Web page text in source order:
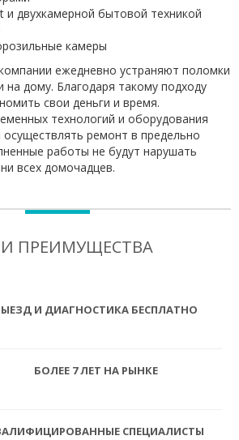
и двухкамерной бытовой техникой
камеры
ежедневно устраняют поломки
на дому. Благодаря такому подходу
свои деньги и время.
технологий и оборудования
ремонт в предельно
работы не будут нарушать
всех домочадцев.
ПРЕИМУЩЕСТВА
И ДИАГНОСТИКА БЕСПЛАТНО
БОЛЕЕ 7 ЛЕТ НА РЫНКЕ
СПЕЦИАЛИСТЫ